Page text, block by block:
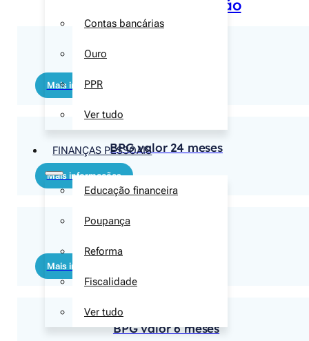
Contas bancárias
Ouro
PPR
Ver tudo
FINANÇAS PESSOAIS
Educação financeira
Poupança
Reforma
Fiscalidade
Ver tudo
Português de Gestão
Mais informações
BPG valor 24 meses
Mais informações
Mais informações
BPG valor 6 meses